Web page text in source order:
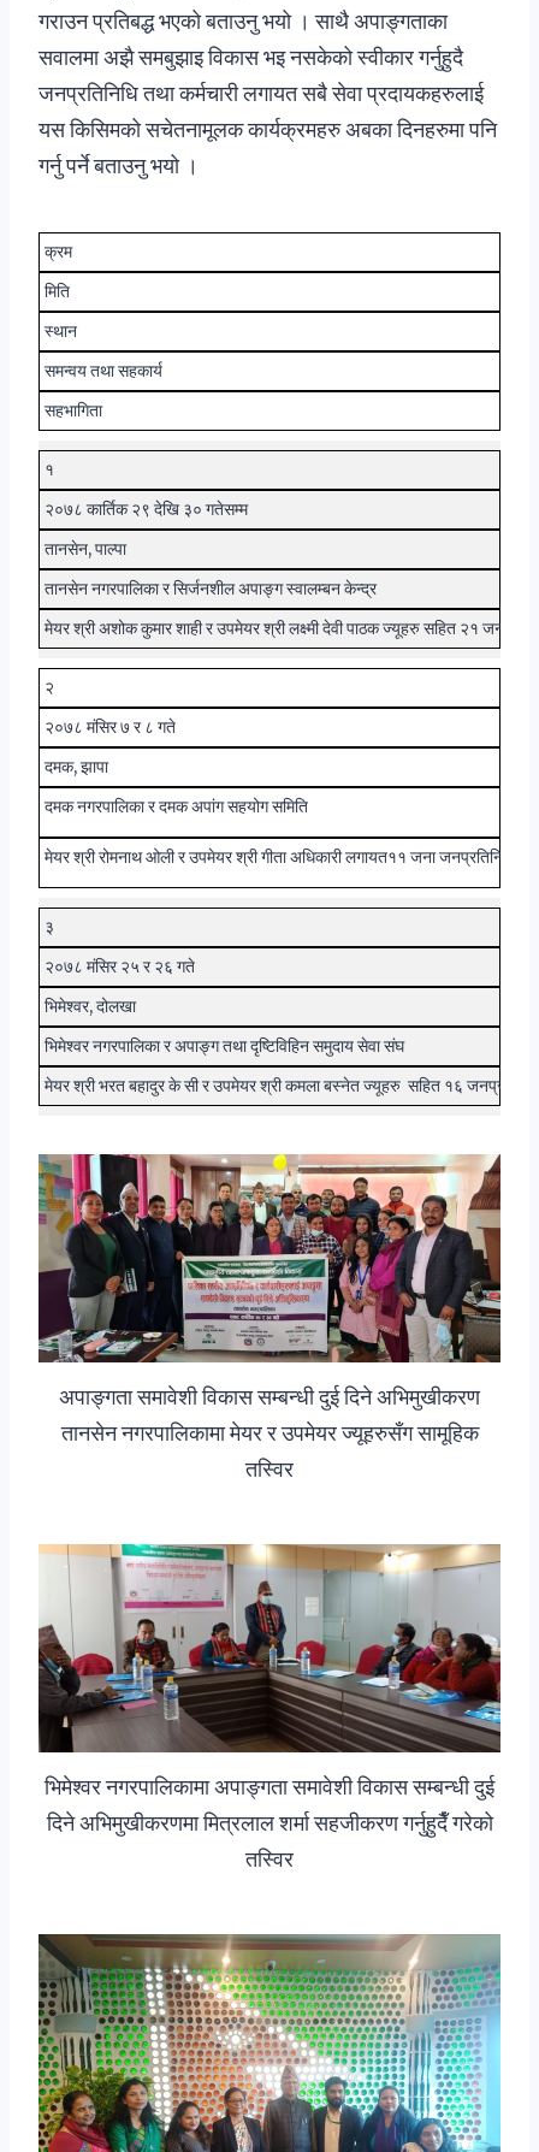
गराउन प्रतिबद्ध भएको बताउनु भयो । साथै अपाङ्गताका
सवालमा अझै समबुझाइ विकास भइ नसकेको स्वीकार गर्नुहुदै
जनप्रतिनिधि तथा कर्मचारी लगायत सबै सेवा प्रदायकहरुलाई
यस किसिमको सचेतनामूलक कार्यक्रमहरु अबका दिनहरुमा पनि
गर्नु पर्ने बताउनु भयो ।
क्रम
मिति
स्थान
समन्वय तथा सहकार्य
सहभागिता
१
२०७८ कार्तिक २९ देखि ३० गतेसम्म
तानसेन, पाल्पा
तानसेन नगरपालिका र सिर्जनशील अपाङ्ग स्वालम्बन केन्द्र
मेयर श्री अशोक कुमार शाही र उपमेयर श्री लक्ष्मी देवी पाठक ज्यूहरु सहित २१ जना
२
२०७८ मंसिर ७ र ८ गते
दमक, झापा
दमक नगरपालिका र दमक अपांग सहयोग समिति
मेयर श्री रोमनाथ ओली र उपमेयर श्री गीता अधिकारी लगायत११ जना जनप्रतिनिधि ९
३
२०७८ मंसिर २५ र २६ गते
भिमेश्वर, दोलखा
भिमेश्वर नगरपालिका र अपाङ्ग तथा दृष्टिविहिन समुदाय सेवा संघ
मेयर श्री भरत बहादुर के सी र उपमेयर श्री कमला बस्नेत ज्यूहरु सहित १६ जनप्रतिनिधि
अपाङ्गता समावेशी विकास सम्बन्धी दुई दिने अभिमुखीकरण
तानसेन नगरपालिकामा मेयर र उपमेयर ज्यूहरुसँग सामूहिक
तस्विर
भिमेश्वर नगरपालिकामा अपाङ्गता समावेशी विकास सम्बन्धी दुई
दिने अभिमुखीकरणमा मित्रलाल शर्मा सहजीकरण गर्नुहुदैँ गरेको
तस्विर